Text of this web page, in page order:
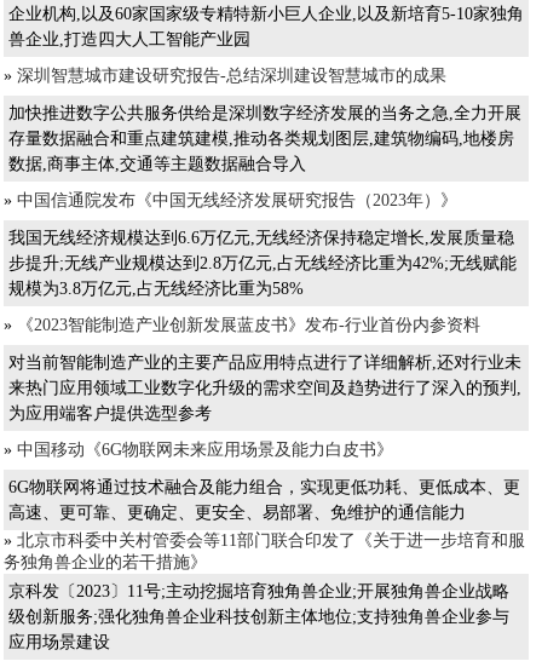
企业机构,以及60家国家级专精特新小巨人企业,以及新培育5-10家独角
兽企业,打造四大人工智能产业园
» 深圳智慧城市建设研究报告-总结深圳建设智慧城市的成果
加快推进数字公共服务供给是深圳数字经济发展的当务之急,全力开展
存量数据融合和重点建筑建模,推动各类规划图层,建筑物编码,地楼房
数据,商事主体,交通等主题数据融合导入
» 中国信通院发布《中国无线经济发展研究报告（2023年）》
我国无线经济规模达到6.6万亿元,无线经济保持稳定增长,发展质量稳
步提升;无线产业规模达到2.8万亿元,占无线经济比重为42%;无线赋能
规模为3.8万亿元,占无线经济比重为58%
»
《2023智能制造产业创新发展蓝皮书》发布-行业首份内参资料
对当前智能制造产业的主要产品应用特点进行了详细解析,还对行业未
来热门应用领域工业数字化升级的需求空间及趋势进行了深入的预判,
为应用端客户提供选型参考
» 中国移动《6G物联网未来应用场景及能力白皮书》
6G物联网将通过技术融合及能力组合，实现更低功耗、更低成本、更
高速、更可靠、更确定、更安全、易部署、免维护的通信能力
» 北京市科委中关村管委会等11部门联合印发了《关于进一步培育和服
务独角兽企业的若干措施》
京科发〔2023〕11号;主动挖掘培育独角兽企业;开展独角兽企业战略
级创新服务;强化独角兽企业科技创新主体地位;支持独角兽企业参与
应用场景建设